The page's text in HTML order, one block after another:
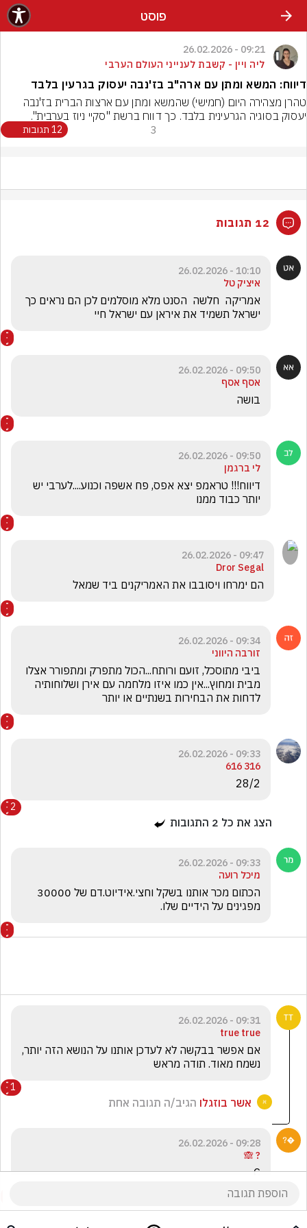
פוסט
09:21 - 26.02.2026
ליה ויין - קשבת לענייני העולם הערבי
דיווח: המשא ומתן עם ארה"ב בז'נבה יעסוק בגרעין בלבד
יעסוק בסוגיה הגרעינית בלבד. כך דווח ברשת "סקיי ניוז בערבית".
3 12 תגובות
12 תגובות
10:10 - 26.02.2026
איציק טל
ישראל תשמיד את איראן עם ישראל חיי
09:50 - 26.02.2026
אסף אסף
בושה
09:50 - 26.02.2026
לי ברגמן
יותר כבוד ממנו
09:47 - 26.02.2026
Dror Segal
הם ימרחו ויסובבו את האמריקנים ביד שמאל
09:34 - 26.02.2026
זורבה היווני
לדחות את הבחירות בשנתיים או יותר
09:33 - 26.02.2026
316 616
28/2
2
הצג את כל 2 התגובות
09:33 - 26.02.2026
מיכל רועה
מפגינים על הידיים שלו.
09:31 - 26.02.2026
true true
נשמח מאוד. תודה מראש
1
אשר בוזגלו הגיב/ה תגובה אחת
09:28 - 26.02.2026
? 🙈
C